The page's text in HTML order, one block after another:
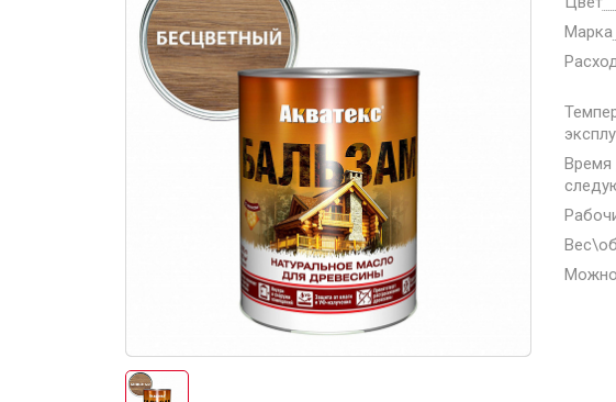
Марка
Время
Можно
Ещё 2 Ещё 5
Электро-оборудование